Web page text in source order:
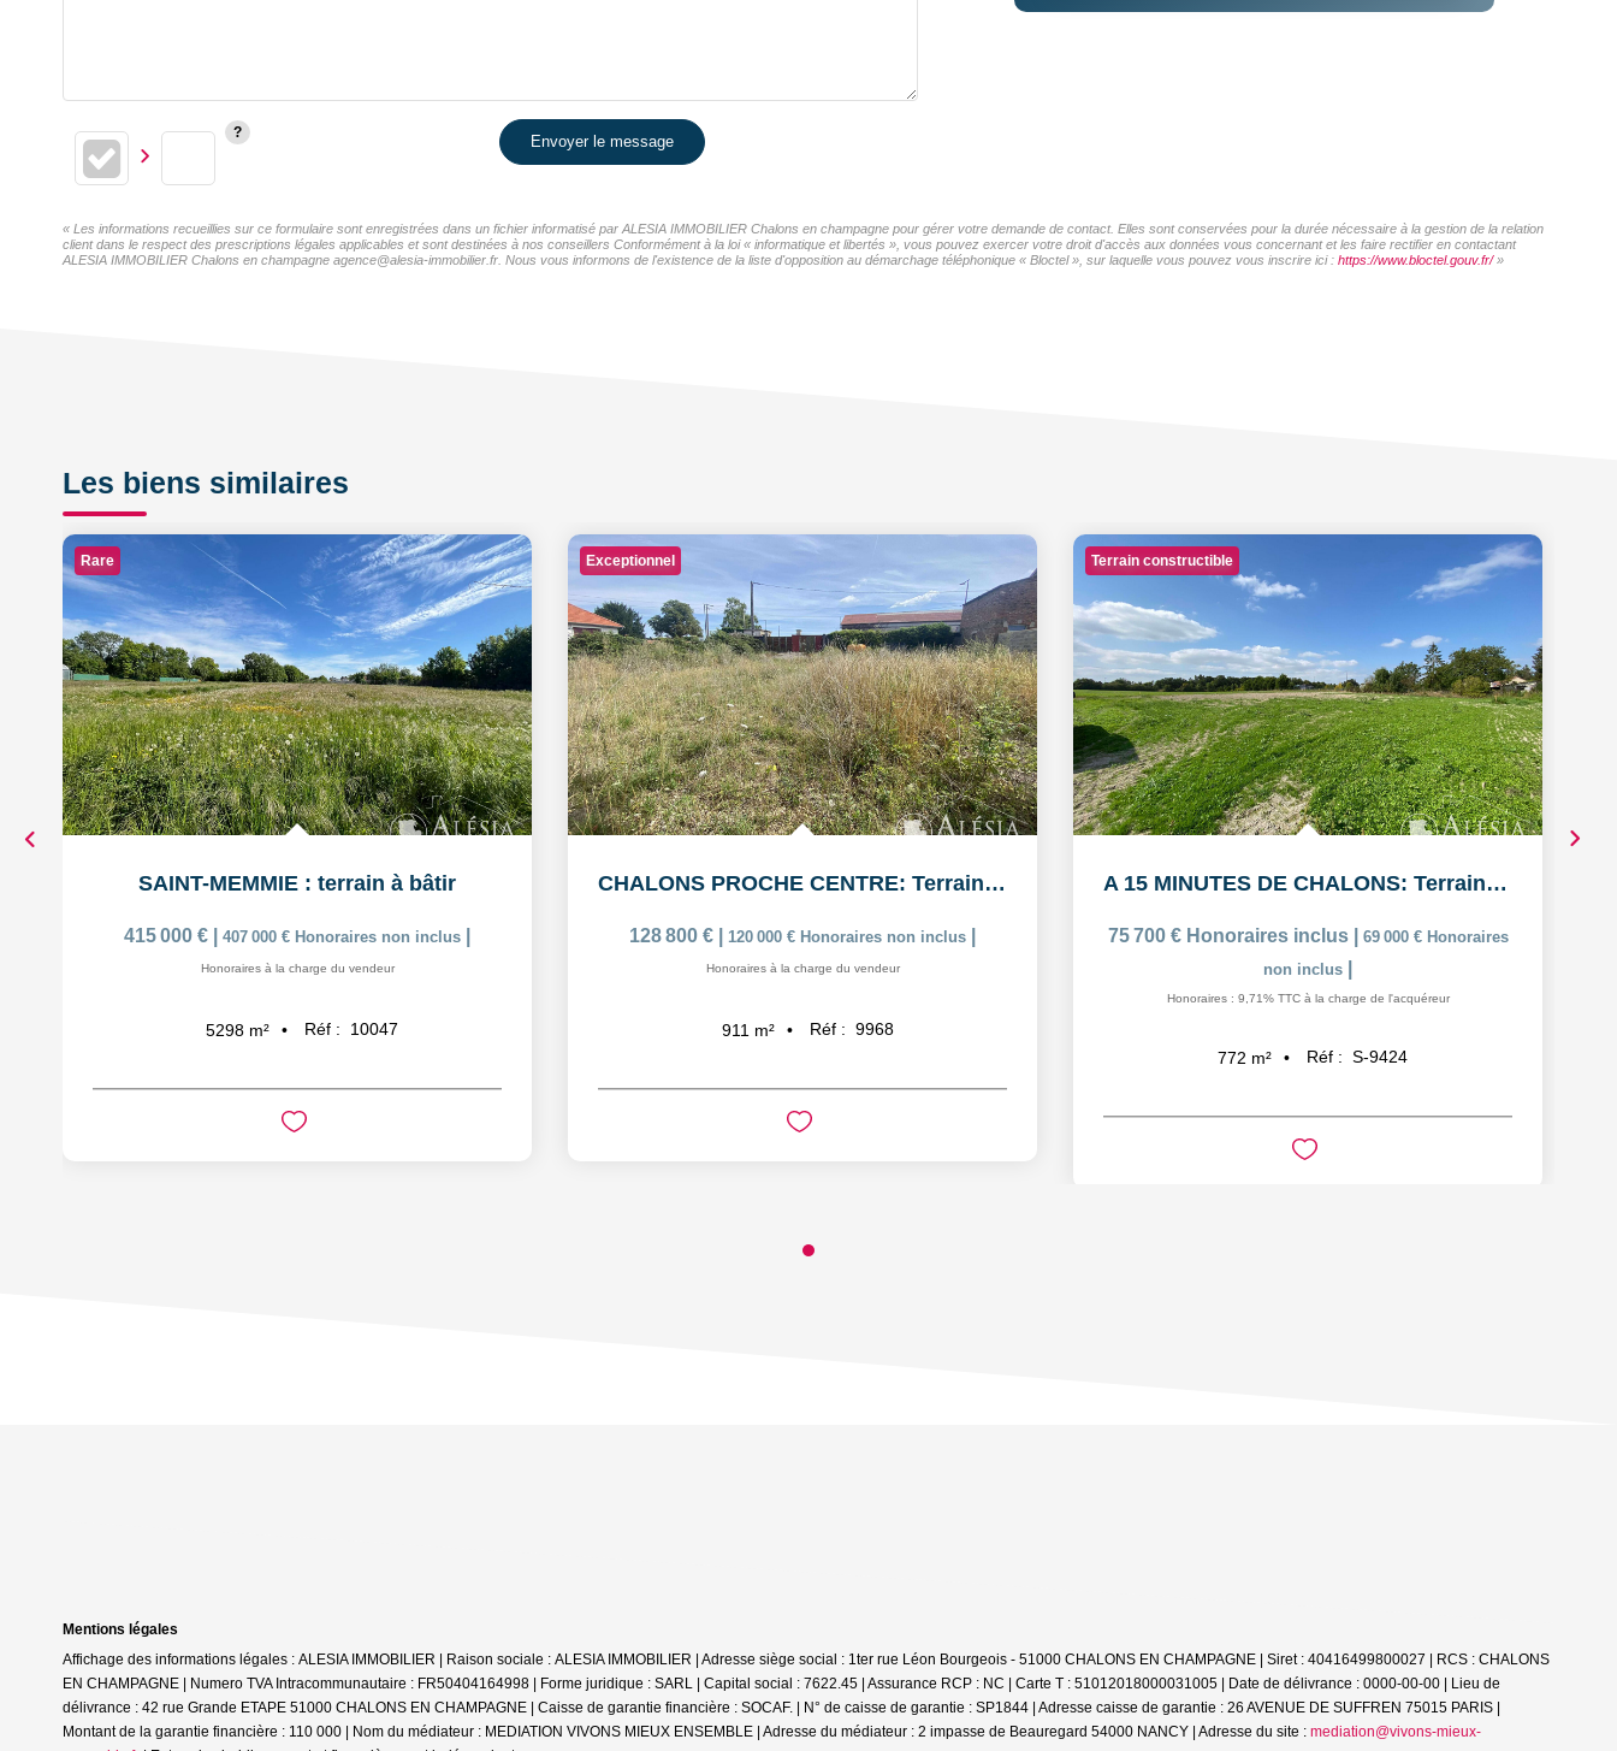
Envoyer le message
« Les informations recueillies sur ce formulaire sont enregistrées dans un fichier informatisé par ALESIA IMMOBILIER Chalons en champagne pour gérer votre demande de contact. Elles sont conservées pour la durée nécessaire à la gestion de la relation
client dans le respect des prescriptions légales applicables et sont destinées à nos conseillers Conformément à la loi « informatique et libertés », vous pouvez exercer votre droit d'accès aux données vous concernant et les faire rectifier en contactant
ALESIA IMMOBILIER Chalons en champagne agence@alesia-immobilier.fr. Nous vous informons de l'existence de la liste d'opposition au démarchage téléphonique « Bloctel », sur laquelle vous pouvez vous inscrire ici : https://www.bloctel.gouv.fr/»
Les biens similaires
Rare
SAINT-MEMMIE : terrain à bâtir
415 000 € 407 000 € Honoraires non inclus
Honoraires à la charge du vendeur
5298 m² Réf : 10047
Exceptionnel
CHALONS PROCHE CENTRE: Terrain à bâtir de 911m2
128 800 € 120 000 € Honoraires non inclus
Honoraires à la charge du vendeur
911 m² Réf : 9968
Terrain constructible
A 15 MINUTES DE CHALONS: Terrain à bâtir viabilisé de 772m²
75 700 € Honoraires inclus 69 000 € Honoraires
non inclus
Honoraires : 9,71% TTC à la charge de l'acquéreur
772 m² Réf : S-9424
Mentions légales
Affichage des informations légales : ALESIA IMMOBILIER | Raison sociale : ALESIA IMMOBILIER | Adresse siège social : 1ter rue Léon Bourgeois - 51000 CHALONS EN CHAMPAGNE | Siret : 40416499800027 | RCS : CHALONS
EN CHAMPAGNE | Numero TVA Intracommunautaire : FR50404164998 | Forme juridique : SARL | Capital social : 7622.45 | Assurance RCP : NC | Carte T : 51012018000031005 | Date de délivrance : 0000-00-00 | Lieu de
délivrance : 42 rue Grande ETAPE 51000 CHALONS EN CHAMPAGNE | Caisse de garantie financière : SOCAF. | N° de caisse de garantie : SP1844 | Adresse caisse de garantie : 26 AVENUE DE SUFFREN 75015 PARIS |
Montant de la garantie financière : 110 000 | Nom du médiateur : MEDIATION VIVONS MIEUX ENSEMBLE | Adresse du médiateur : 2 impasse de Beauregard 54000 NANCY | Adresse du site : mediation@vivons-mieux-